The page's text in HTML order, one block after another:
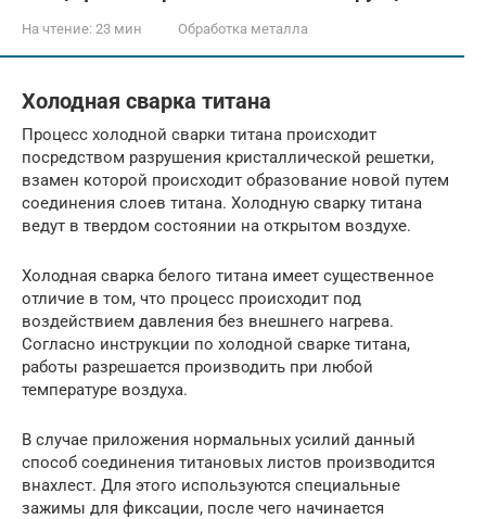
На чтение: 23 мин Обработка металла
Холодная сварка титана
Процесс холодной сварки титана происходит
посредством разрушения кристаллической решетки,
взамен которой происходит образование новой путем
соединения слоев титана. Холодную сварку титана
ведут в твердом состоянии на открытом воздухе.
Холодная сварка белого титана имеет существенное
отличие в том, что процесс происходит под
воздействием давления без внешнего нагрева.
Согласно инструкции по холодной сварке титана,
работы разрешается производить при любой
температуре воздуха.
В случае приложения нормальных усилий данный
способ соединения титановых листов производится
внахлест. Для этого используются специальные
зажимы для фиксации, после чего начинается